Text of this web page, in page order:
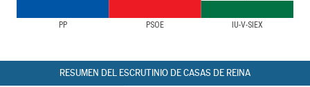
PP PSOE IU-V-SIEX
RESUMEN DEL ESCRUTINIO DE CASAS DE REINA